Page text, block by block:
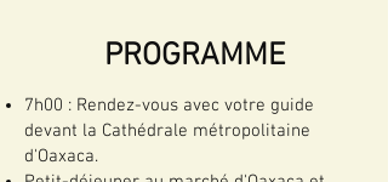
PROGRAMME
7h00 : Rendez-vous avec votre guide
devant la Cathédrale métropolitaine
d'Oaxaca.